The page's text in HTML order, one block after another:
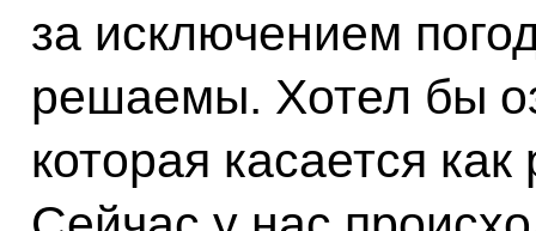
за исключением
решаемы. Хотел бы
которая касается